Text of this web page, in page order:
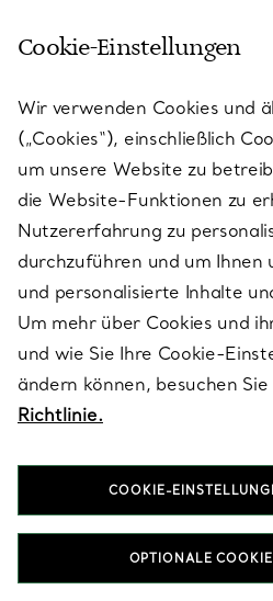
KUNDENSERVICE
SERVICES
ÜBER TIFFANY & CO.
RECHTLICHE HINWEISE
FOLGEN SIE UNS
T&Co.
Cookie-Einstellungen
Wir verwenden Cookies und
(„Cookies“), einschließlich
um unsere Website zu
die Website-Funktionen zu
Nutzererfahrung zu
durchzuführen und um Ihnen
und personalisierte Inhalte
Um mehr über Cookies und
und wie Sie Ihre Cookie-
ändern können, besuchen Sie
Richtlinie.
COOKIE-
OPTIONALE